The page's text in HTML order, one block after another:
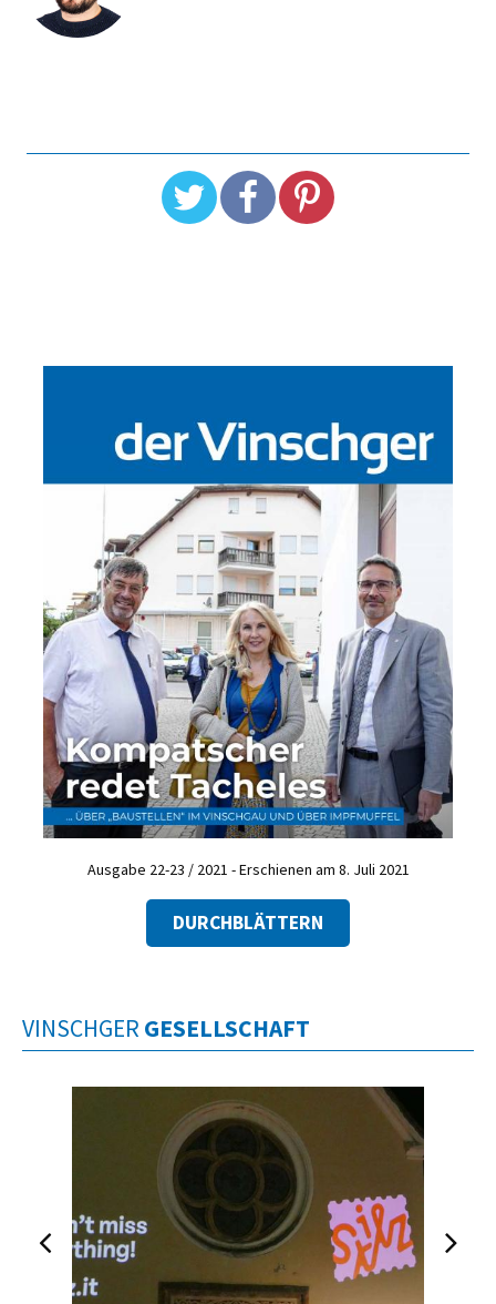
Ausgabe 22-23 / 2021 - Erschienen am 8. Juli 2021
DURCHBLÄTTERN
VINSCHGER GESELLSCHAFT